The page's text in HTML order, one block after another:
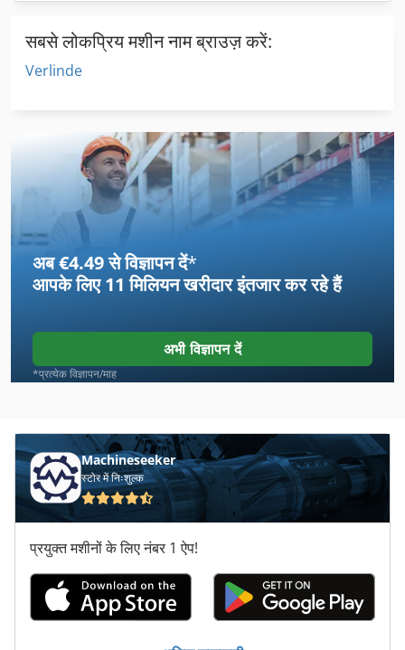
सबसे लोकप्रिय मशीन नाम ब्राउज़ करें:
Verlinde
अब €4.49 से विज्ञापन दें*
आपके लिए11 मिलियन खरीदारइंतजार कर रहे हैं
अभी विज्ञापन दें
*प्रत्येक विज्ञापन/माह
Machineseeker
स्टोर में निःशुल्क
प्रयुक्त मशीनों के लिए नंबर 1 ऐप!